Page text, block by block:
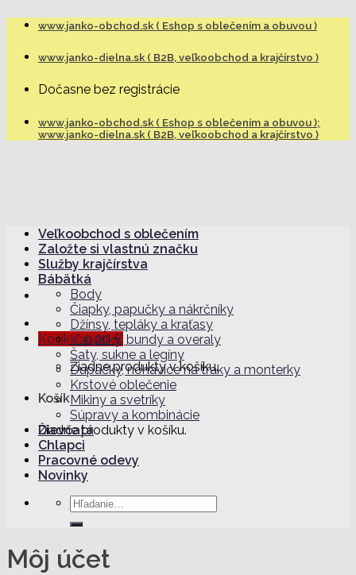
Skip
content
www.janko-obchod.sk ( Eshop s oblečením a obuvou )
www.janko-dielna.sk ( B2B, veľkoobchod a krajčírstvo )
Dočasne bez registrácie
www.janko-obchod.sk ( Eshop s oblečením a obuvou );
www.janko-dielna.sk ( B2B, veľkoobchod a krajčírstvo )
Košík /0,00€
Žiadne produkty v košíku.
Košík
Žiadne produkty v košíku.
Veľkoobchod s oblečením
Založte si vlastnú značku
Služby krajčírstva
Bábätká
Body
Čiapky, papučky a nákrčníky
Džínsy, tepláky a kraťasy
Kabátiky, bundy a overaly
Šaty, sukne a legíny
Dupačky, nohavice na traky a monterky
Krstové oblečenie
Mikiny a svetríky
Súpravy a kombinácie
Dievčatá
Chlapci
Pracovné odevy
Novinky
Hľadať:
Môj účet